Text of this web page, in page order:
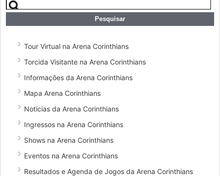
por:
Tour Virtual na Arena Corinthians
Torcida Visitante na Arena Corinthians
Informações da Arena Corinthians
Mapa Arena Corinthians
Notícias da Arena Corinthians
Ingressos na Arena Corinthians
Shows na Arena Corinthians
Eventos na Arena Corinthians
Resultados e Agenda de Jogos da Arena Corinthians